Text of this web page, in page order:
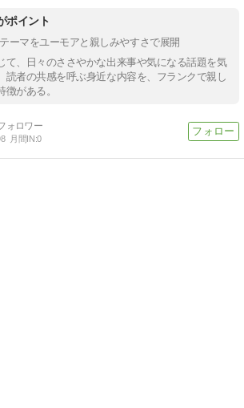
ポイント
ーマをユーモアと親しみやすさで展開
て、日々のささやかな出来事や気になる話題を気
読者の共感を呼ぶ身近な内容を、フランクで親し
がある。
月間IN:0